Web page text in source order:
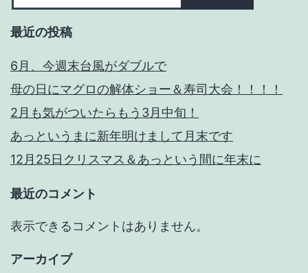
最近の投稿
6月、今週末台風がダブルで
母の日にマグロの解体ショー＆寿司大会！！！！
2月も気がついたらもう3月中旬！
あっというまに新年明けまして月末です
12月25日クリスマス＆あっという間に年末に
最近のコメント
表示できるコメントはありません。
アーカイブ